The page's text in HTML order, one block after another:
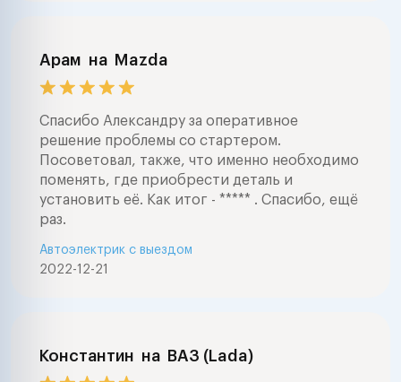
Арам на Mazda
Спасибо Александру за оперативное
решение проблемы со стартером.
Посоветовал, также, что именно необходимо
поменять, где приобрести деталь и
установить её. Как итог - ***** . Спасибо, ещё
раз.
2022-12-21
Автоэлектрик с выездом
Константин на ВАЗ (Lada)